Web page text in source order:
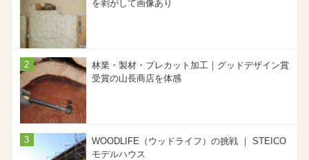
を剥がして画像あり
林業・製材・プレカット加工｜グッドデザイン賞
受賞の山長商店を体感
WOODLIFE（ウッドライフ）の挑戦 ｜ STEICO
モデルハウス